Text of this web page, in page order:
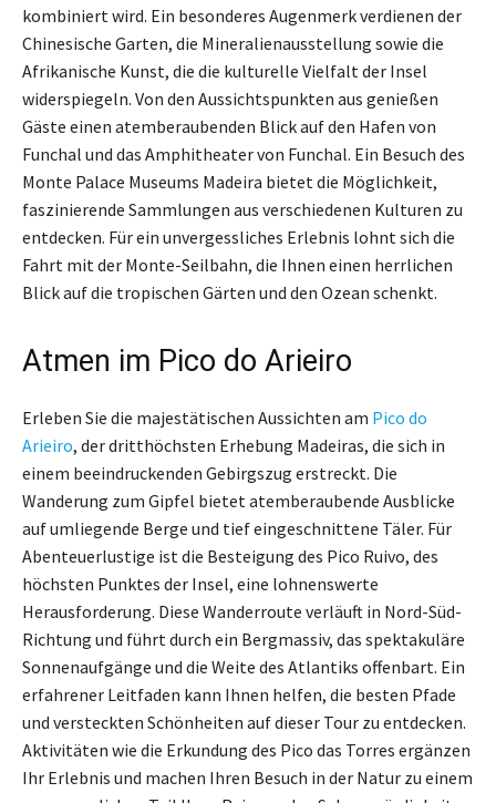
kombiniert wird. Ein besonderes Augenmerk verdienen der
Chinesische Garten, die Mineralienausstellung sowie die
Afrikanische Kunst, die die kulturelle Vielfalt der Insel
widerspiegeln. Von den Aussichtspunkten aus genießen
Gäste einen atemberaubenden Blick auf den Hafen von
Funchal und das Amphitheater von Funchal. Ein Besuch des
Monte Palace Museums Madeira bietet die Möglichkeit,
faszinierende Sammlungen aus verschiedenen Kulturen zu
entdecken. Für ein unvergessliches Erlebnis lohnt sich die
Fahrt mit der Monte-Seilbahn, die Ihnen einen herrlichen
Blick auf die tropischen Gärten und den Ozean schenkt.
Atmen im Pico do Arieiro
Erleben Sie die majestätischen Aussichten am Pico do
Arieiro, der dritthöchsten Erhebung Madeiras, die sich in
einem beeindruckenden Gebirgszug erstreckt. Die
Wanderung zum Gipfel bietet atemberaubende Ausblicke
auf umliegende Berge und tief eingeschnittene Täler. Für
Abenteuerlustige ist die Besteigung des Pico Ruivo, des
höchsten Punktes der Insel, eine lohnenswerte
Herausforderung. Diese Wanderroute verläuft in Nord-Süd-
Richtung und führt durch ein Bergmassiv, das spektakuläre
Sonnenaufgänge und die Weite des Atlantiks offenbart. Ein
erfahrener Leitfaden kann Ihnen helfen, die besten Pfade
und versteckten Schönheiten auf dieser Tour zu entdecken.
Aktivitäten wie die Erkundung des Pico das Torres ergänzen
Ihr Erlebnis und machen Ihren Besuch in der Natur zu einem